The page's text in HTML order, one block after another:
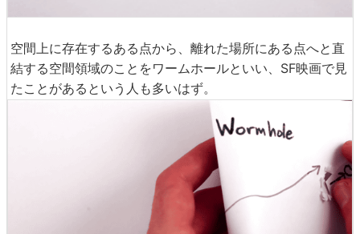
空間上に存在するある点から、離れた場所にある点へと直
結する空間領域のことをワームホールといい、SF映画で見
たことがあるという人も多いはず。